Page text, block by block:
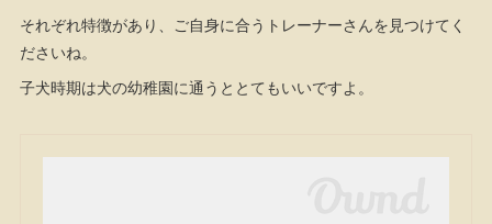
それぞれ特徴があり、ご自身に合うトレーナーさんを見つけてく
ださいね。
子犬時期は犬の幼稚園に通うととてもいいですよ。